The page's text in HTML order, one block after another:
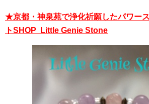
★京都・神泉苑で浄化祈願したパワー
トSHOP Little Genie Stone